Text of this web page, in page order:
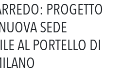
PROGETTO
SEDE
AL PORTELLO DI